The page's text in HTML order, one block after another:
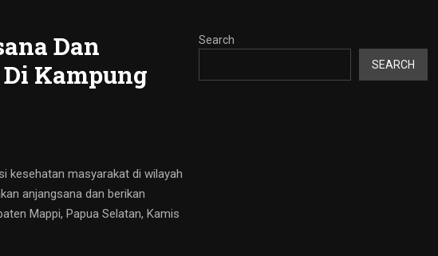
Dan
Kampung
kesehatan masyarakat di wilayah
anjangsana dan berikan
Mappi, Papua Selatan, Kamis
Search
SEARCH